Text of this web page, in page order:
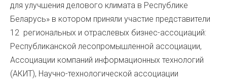
для улучшения делового климата в Республике
Беларусь» в котором приняли участие представители
12 региональных и отраслевых бизнес-ассоциаций:
Республиканской лесопромышленной ассоциации,
Ассоциации компаний информационных технологий
(АКИТ), Научно-технологической ассоциации